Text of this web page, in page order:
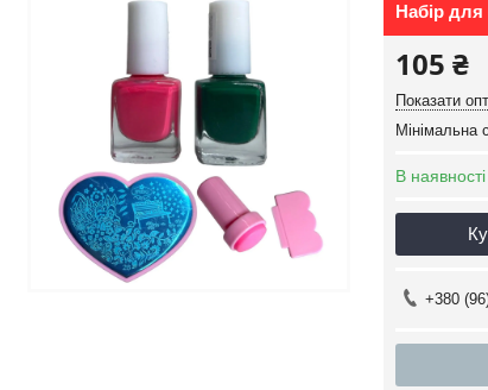
Набір
105 ₴
Показати
Мінімальна
В наявності
+380